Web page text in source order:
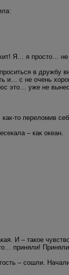
Я… я просто…
в дружбу
и… с не очень
это… уже не
как-то переломив
– как океан.
И – такое
приняли!
– сошли.